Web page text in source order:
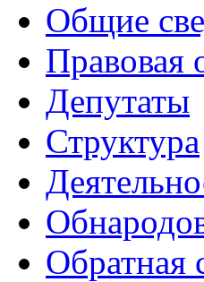
Общие
Правовая
Депутаты
Структура
Обратная